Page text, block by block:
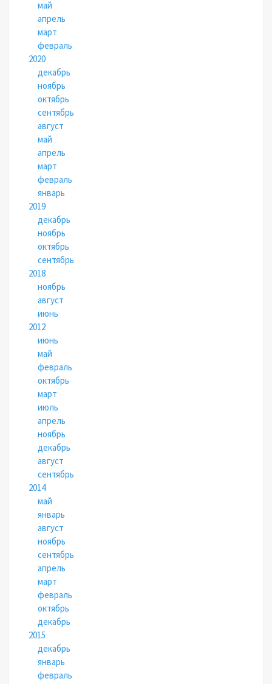
май
апрель
март
февраль
2020
декабрь
ноябрь
октябрь
сентябрь
август
май
апрель
март
февраль
январь
2019
декабрь
ноябрь
октябрь
сентябрь
2018
ноябрь
август
июнь
2012
июнь
май
февраль
октябрь
март
июль
апрель
ноябрь
декабрь
август
сентябрь
2014
май
январь
август
ноябрь
сентябрь
апрель
март
февраль
октябрь
декабрь
2015
декабрь
январь
февраль